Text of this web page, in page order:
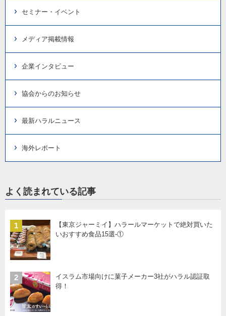
セミナー・イベント
メディア掲載情報
企業インタビュー
協会からのお知らせ
最新ハラルニュース
海外レポート
よく読まれている記事
1
【東京ジャーミイ】ハラールマーケットで絶対買いた
いおすすめ食品15選-①
2
イスラム市場向けに菓子メーカー3社がハラル認証取
得！